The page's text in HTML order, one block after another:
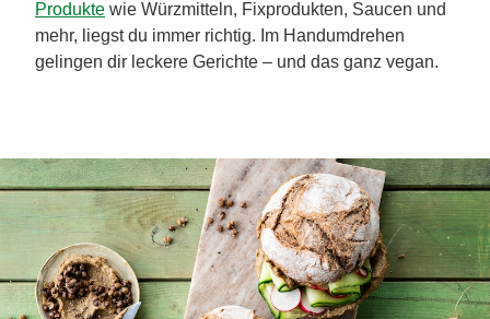
Produkte wie Würzmitteln, Fixprodukten, Saucen und
mehr, liegst du immer richtig. Im Handumdrehen
gelingen dir leckere Gerichte – und das ganz vegan.